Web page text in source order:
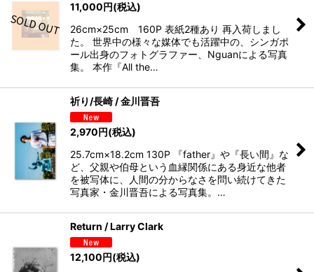
11,000円(税込)
26cm×25cm 160P 表紙2種あり 再入荷しまし
た。 世界中の様々な媒体でも活躍中の、シンガポ
ール出身のフォトグラファー、Nguanによる写真
集。 本作『All the…
祈り/長崎 / 金川晋吾
2,970円(税込)
25.7cm×18.2cm 130P 『father』や『長い間』な
ど、父親や伯母という血縁関係にある身近な他者
を被写体に、人間の分からなさを問い続けてきた
写真家・金川晋吾による写真集。…
Return / Larry Clark
12,100円(税込)